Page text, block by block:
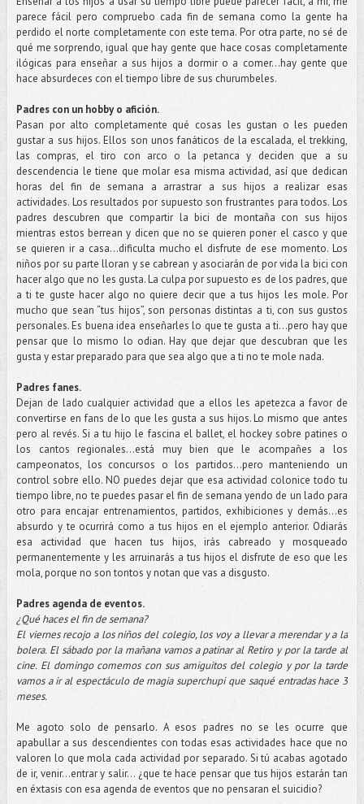
parece fácil pero compruebo cada fin de semana como la gente ha
perdido el norte completamente con este tema. Por otra parte, no sé de
qué me sorprendo, igual que hay gente que hace cosas completamente
ilógicas para enseñar a sus hijos a dormir o a comer...hay gente que
hace absurdeces con el tiempo libre de sus churumbeles.
Padres con un hobby o afición.
Pasan por alto completamente qué cosas les gustan o les pueden
gustar a sus hijos. Ellos son unos fanáticos de la escalada, el trekking,
las compras, el tiro con arco o la petanca y deciden que a su
descendencia le tiene que molar esa misma actividad, así que dedican
horas del fin de semana a arrastrar a sus hijos a realizar esas
actividades. Los resultados por supuesto son frustrantes para todos. Los
padres descubren que compartir la bici de montaña con sus hijos
mientras estos berrean y dicen que no se quieren poner el casco y que
se quieren ir a casa…dificulta mucho el disfrute de ese momento. Los
niños por su parte lloran y se cabrean y asociarán de por vida la bici con
hacer algo que no les gusta. La culpa por supuesto es de los padres, que
a ti te guste hacer algo no quiere decir que a tus hijos les mole. Por
mucho que sean “tus hijos”, son personas distintas a ti, con sus gustos
personales. Es buena idea enseñarles lo que te gusta a ti...pero hay que
pensar que lo mismo lo odian. Hay que dejar que descubran que les
gusta y estar preparado para que sea algo que a ti no te mole nada.
Padres fanes.
Dejan de lado cualquier actividad que a ellos les apetezca a favor de
convertirse en fans de lo que les gusta a sus hijos. Lo mismo que antes
pero al revés. Si a tu hijo le fascina el ballet, el hockey sobre patines o
los cantos regionales…está muy bien que le acompañes a los
campeonatos, los concursos o los partidos…pero manteniendo un
control sobre ello. NO puedes dejar que esa actividad colonice todo tu
tiempo libre, no te puedes pasar el fin de semana yendo de un lado para
otro para encajar entrenamientos, partidos, exhibiciones y demás…es
absurdo y te ocurrirá como a tus hijos en el ejemplo anterior. Odiarás
esa actividad que hacen tus hijos, irás cabreado y mosqueado
permanentemente y les arruinarás a tus hijos el disfrute de eso que les
mola, porque no son tontos y notan que vas a disgusto.
Padres agenda de eventos.
¿Qué haces el fin de semana?
El viernes recojo a los niños del colegio, los voy a llevar a merendar y a la
bolera. El sábado por la mañana vamos a patinar al Retiro y por la tarde al
cine. El domingo comemos con sus amiguitos del colegio y por la tarde
vamos a ir al espectáculo de magia superchupi que saqué entradas hace 3
meses.
Me agoto solo de pensarlo. A esos padres no se les ocurre que
apabullar a sus descendientes con todas esas actividades hace que no
valoren lo que mola cada actividad por separado. Si tú acabas agotado
de ir, venir...entrar y salir... ¿que te hace pensar que tus hijos estarán tan
en éxtasis con esa agenda de eventos que no pensaran el suicidio?